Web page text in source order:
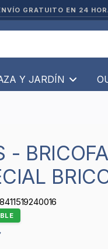
GRATUITO EN 24
Y JARDÍN
8411519240016